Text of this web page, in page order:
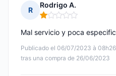
R
Rodrigo A.
Nota: 1 de 5
Publicado el 06/07/2023 à 08h26
tras una compra de 26/06/2023
Mal servicio y poca